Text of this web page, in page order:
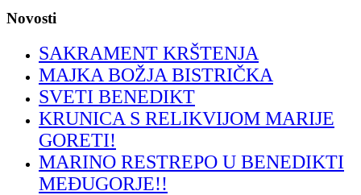
Novosti
SAKRAMENT KRŠTENJA
MAJKA BOŽJA BISTRIČKA
SVETI BENEDIKT
KRUNICA S RELIKVIJOM MARIJE
GORETI!
MARINO RESTREPO U BENEDIKTI
MEĐUGORJE!!